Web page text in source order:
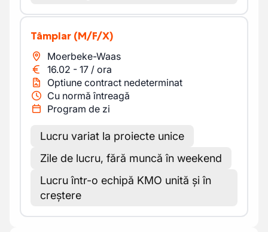
Tâmplar (M/F/X)
Moerbeke-Waas
16.02 - 17 / ora
Optiune contract nedeterminat
Cu normă întreagă
Program de zi
Lucru variat la proiecte unice
Zile de lucru, fără muncă în weekend
Lucru într-o echipă KMO unită și în
creștere